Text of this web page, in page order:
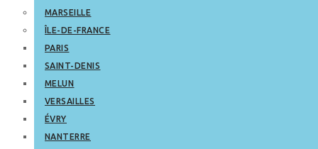
MARSEILLE
ÎLE-DE-FRANCE
PARIS
SAINT-DENIS
MELUN
VERSAILLES
ÉVRY
NANTERRE